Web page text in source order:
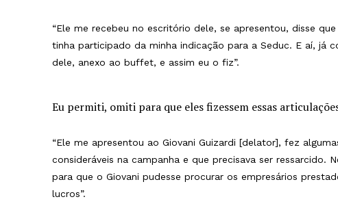
“Ele me recebeu no escritório dele, se apresentou, disse
tinha participado da minha indicação para a Seduc. E aí, já
dele, anexo ao buffet, e assim eu o fiz”.
Eu permiti, omiti para que eles fizessem essas
“Ele me apresentou ao Giovani Guizardi [delator], fez
consideráveis na campanha e que precisava ser ressarcido.
para que o Giovani pudesse procurar os empresários
lucros”.